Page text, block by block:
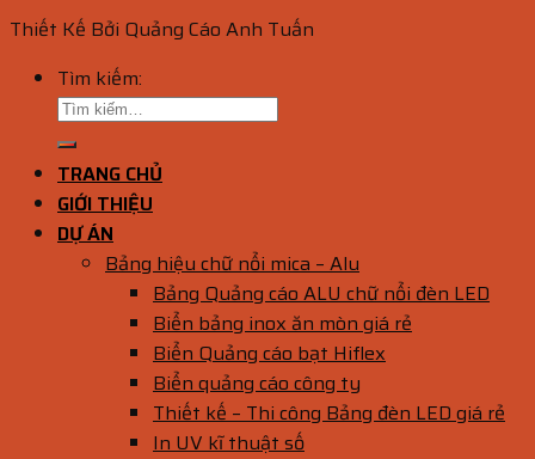
Thiết Kế Bởi Quảng Cáo Anh Tuấn
Tìm kiếm:
TRANG CHỦ
GIỚI THIỆU
DỰ ÁN
Bảng hiệu chữ nổi mica – Alu
Bảng Quảng cáo ALU chữ nổi đèn LED
Biển bảng inox ăn mòn giá rẻ
Biển Quảng cáo bạt Hiflex
Biển quảng cáo công ty
Thiết kế – Thi công Bảng đèn LED giá rẻ
In UV kĩ thuật số